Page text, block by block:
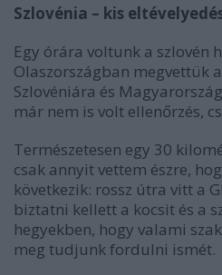
Szlovénia – kis
Egy órára voltunk a szlovén
Olaszországban megvettük
Szlovéniára és
már nem is volt ellenőrzés,
Természetesen egy 30
csak annyit vettem észre,
következik: rossz útra vitt a
biztatni kellett a kocsit és a
hegyekben, hogy valami
meg tudjunk fordulni ismét.